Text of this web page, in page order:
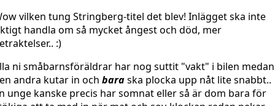
vilken tung Stringberg-titel det blev! Inlägget ska inte
handla om så mycket ångest och död, mer
:)
ni småbarnsföräldrar har nog suttit "vakt" i bilen medan
andra kutar in och baraska plocka upp nåt lite snabbt..
unge kanske precis har somnat eller så är dom bara för